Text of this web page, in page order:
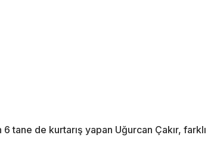
tane de kurtarış yapan Uğurcan Çakır, farklı